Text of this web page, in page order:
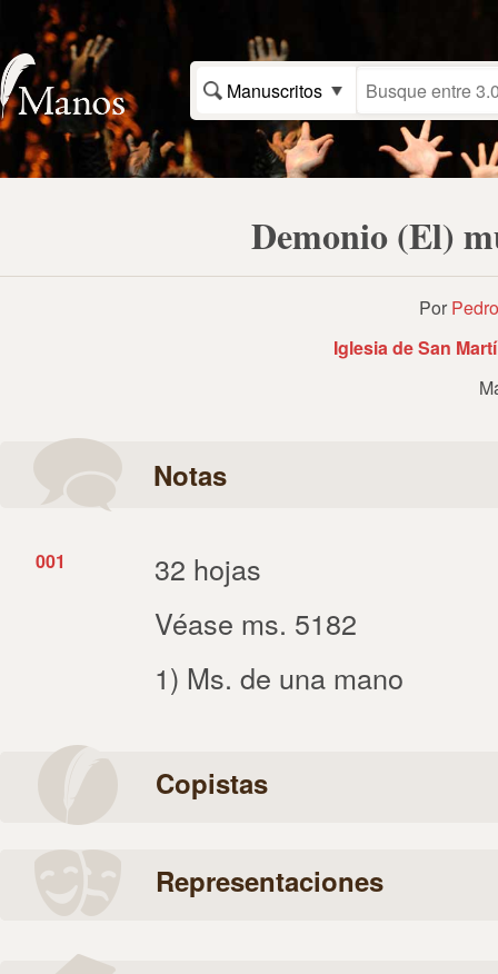
Manuscritos
Demonio (El)
Por
Iglesia de San
Notas
001
32 hojas
Véase ms. 5182
1) Ms. de una mano
Copistas
Representaciones